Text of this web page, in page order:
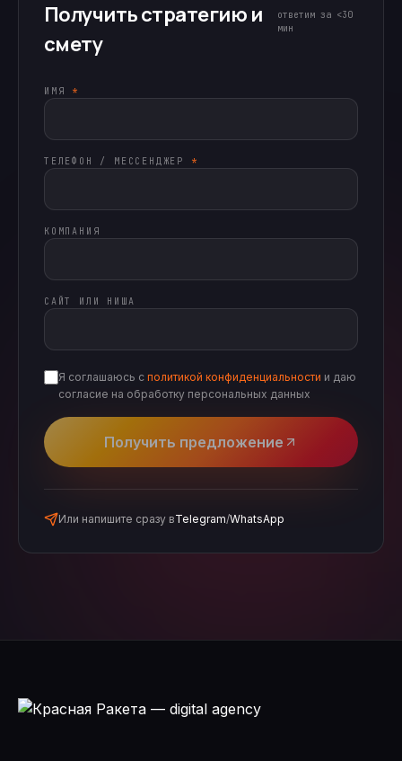
Получить стратегию и
смету
ответим за <30
мин
ИМЯ *
ТЕЛЕФОН / МЕССЕНДЖЕР *
КОМПАНИЯ
САЙТ ИЛИ НИША
Я соглашаюсь с политикой конфиденциальности и даю
согласие на обработку персональных данных
Получить предложение
Или напишите сразу вTelegram/WhatsApp